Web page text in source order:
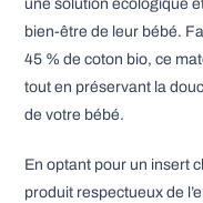
une solution écologique
bien-être de leur bébé.
45 % de coton bio, ce
tout en préservant la
de votre bébé.
En optant pour un insert
produit respectueux de